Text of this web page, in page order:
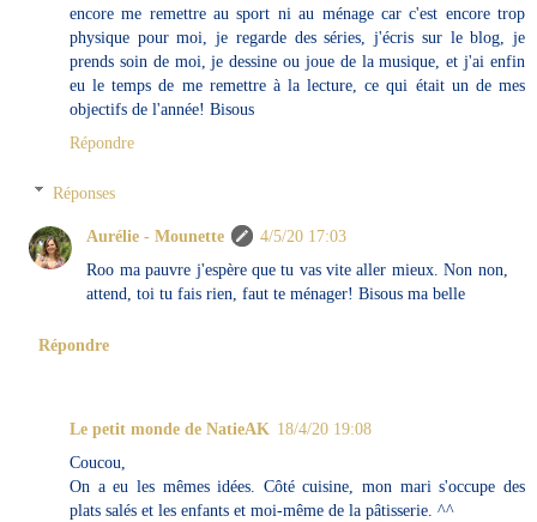
encore me remettre au sport ni au ménage car c'est encore trop
physique pour moi, je regarde des séries, j'écris sur le blog, je
prends soin de moi, je dessine ou joue de la musique, et j'ai enfin
eu le temps de me remettre à la lecture, ce qui était un de mes
objectifs de l'année! Bisous
Répondre
Réponses
Aurélie - Mounette
4/5/20 17:03
Roo ma pauvre j'espère que tu vas vite aller mieux. Non non,
attend, toi tu fais rien, faut te ménager! Bisous ma belle
Répondre
Le petit monde de NatieAK 18/4/20 19:08
Coucou,
On a eu les mêmes idées. Côté cuisine, mon mari s'occupe des
plats salés et les enfants et moi-même de la pâtisserie. ^^